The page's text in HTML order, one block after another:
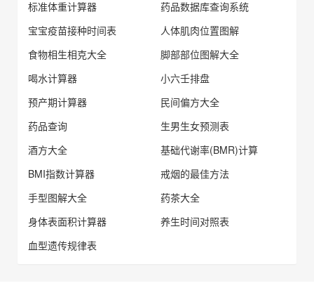
标准体重计算器
药品数据库查询系统
宝宝疫苗接种时间表
人体肌肉位置图解
食物相生相克大全
脚部部位图解大全
喝水计算器
小六壬排盘
预产期计算器
民间偏方大全
药品查询
生男生女预测表
酒方大全
基础代谢率(BMR)计算
BMI指数计算器
戒烟的最佳方法
手型图解大全
药茶大全
身体表面积计算器
养生时间对照表
血型遗传规律表